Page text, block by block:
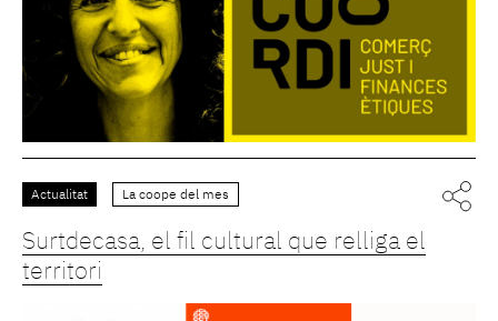
Actualitat La coope del mes
Surtdecasa, el fil cultural que relliga el
territori